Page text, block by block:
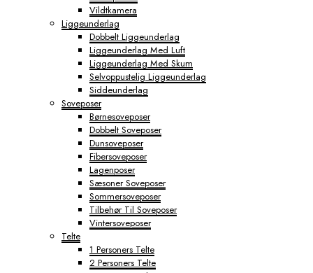
Vildtkamera
Liggeunderlag
Dobbelt Liggeunderlag
Liggeunderlag Med Luft
Liggeunderlag Med Skum
Selvoppustelig Liggeunderlag
Siddeunderlag
Soveposer
Børnesoveposer
Dobbelt Soveposer
Dunsoveposer
Fibersoveposer
Lagenposer
Sæsoner Soveposer
Sommersoveposer
Tilbehør Til Soveposer
Vintersoveposer
Telte
1 Personers Telte
2 Personers Telte